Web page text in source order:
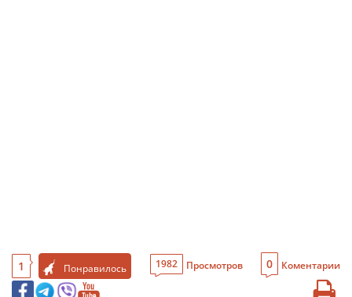
1 Понравилось 1982 Просмотров 0 Коментарии